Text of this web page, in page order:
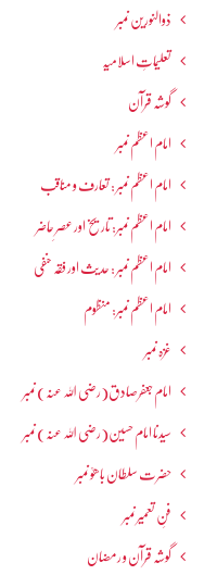
ذوالنورین نمبر
تعلیماتِ اسلامیہ
گوشہ قرآن
امام اعظم نمبر
امام اعظم نمبر : تعارف و مناقب
امام اعظم نمبر: تاریخ اور عصرِ حاضر
امام اعظم نمبر : حدیث اور فقہ حنفی
امام اعظم نمبر: منظوم
غزہ نمبر
امام جعفرصادق(رضی اللہ عنہ) نمبر
سیدنا امام حسین(رضی اللہ عنہ) نمبر
حضرت سلطان باھوؒ نمبر
فنِ تعمیر نمبر
گوشہ قرآن و رمضان